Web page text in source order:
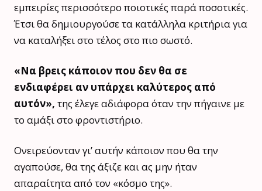
εμπειρίες περισσότερο ποιοτικές παρά ποσοτικές.
Έτσι θα δημιουργούσε τα κατάλληλα κριτήρια για
να καταλήξει στο τέλος στο πιο σωστό.
«Να βρεις κάποιον που δεν θα σε
ενδιαφέρει αν υπάρχει καλύτερος από
αυτόν», της έλεγε αδιάφορα όταν την πήγαινε με
το αμάξι στο φροντιστήριο.
Ονειρεύονταν γι’ αυτήν κάποιον που θα την
αγαπούσε, θα της άξιζε και ας μην ήταν
απαραίτητα από τον «κόσμο της».